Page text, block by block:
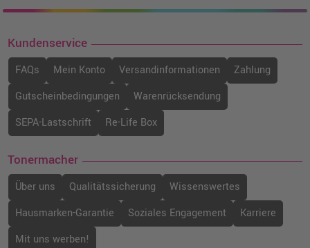
Kundenservice
FAQs Mein Konto Versandinformationen
Zahlung
Gutscheinbedingungen
Warenrücksendung
SEPA-Lastschrift
Re-Life Box
Tonermacher
Über uns Qualitätssicherung
Wissenswertes
Hausmarken-Garantie
Soziales Engagement
Karriere
Mit uns werben!